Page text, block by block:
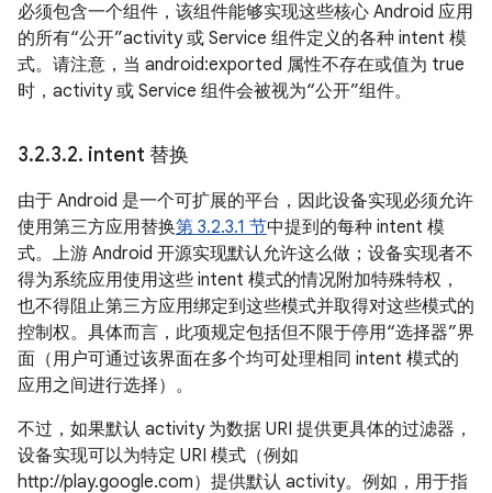
必须包含一个组件，该组件能够实现这些核心 Android 应用
的所有“公开”activity 或 Service 组件定义的各种 intent 模
式。请注意，当 android:exported 属性不存在或值为 true
时，activity 或 Service 组件会被视为“公开”组件。
3.2.3.2. intent 替换
由于 Android 是一个可扩展的平台，因此设备实现必须允许
使用第三方应用替换第 3.2.3.1 节中提到的每种 intent 模
式。上游 Android 开源实现默认允许这么做；设备实现者不
得为系统应用使用这些 intent 模式的情况附加特殊特权，
也不得阻止第三方应用绑定到这些模式并取得对这些模式的
控制权。具体而言，此项规定包括但不限于停用“选择器”界
面（用户可通过该界面在多个均可处理相同 intent 模式的
应用之间进行选择）。
不过，如果默认 activity 为数据 URI 提供更具体的过滤器，
设备实现可以为特定 URI 模式（例如
http://play.google.com）提供默认 activity。例如，用于指